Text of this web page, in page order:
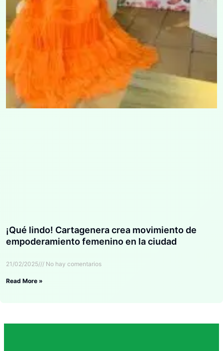
¡Qué lindo! Cartagenera crea movimiento de
empoderamiento femenino en la ciudad
21/02/2025 No hay comentarios
Read More »